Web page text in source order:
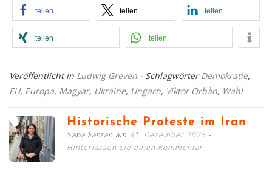
teilen teilen teilen
teilen teilen
Veröffentlicht in Ludwig Greven - SchlagwörterDemokratie,
EU, Europa, Magyar, Ukraine, Ungarn, Viktor Orbàn, Wahl
Historische Proteste im Iran
Saba Farzan am 31. Dezember 2025
Hinterlassen Sie einen Kommentar